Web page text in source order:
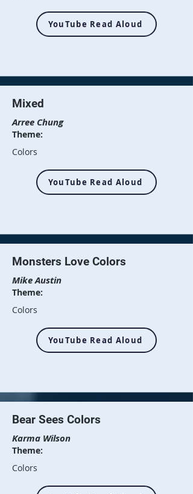
YouTube Read Aloud
Mixed
Arree Chung
Theme:
Colors
YouTube Read Aloud
Monsters Love Colors
Mike Austin
Theme:
Colors
YouTube Read Aloud
Bear Sees Colors
Karma Wilson
Theme:
Colors